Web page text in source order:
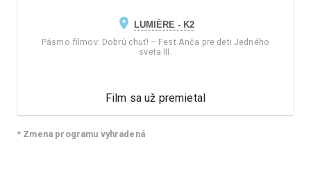
LUMIÈRE - K2
Pásmo filmov: Dobrú chuť! – Fest Anča pre deti Jedného
sveta III.
Film sa už premietal
* Zmena programu vyhradená